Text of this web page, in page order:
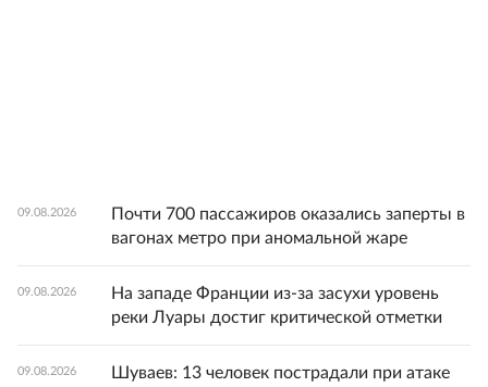
09.08.2026
Почти 700 пассажиров оказались заперты в
вагонах метро при аномальной жаре
09.08.2026
На западе Франции из-за засухи уровень
реки Луары достиг критической отметки
09.08.2026
Шуваев: 13 человек пострадали при атаке